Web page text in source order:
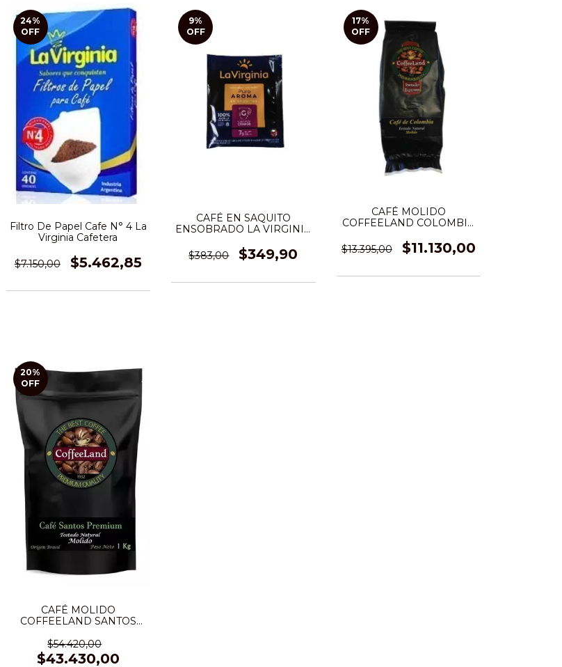
24%
OFF
Filtro De Papel Cafe N° 4 La
Virginia Cafetera
$7.150,00 $5.462,85
9%
OFF
CAFÉ EN SAQUITO
ENSOBRADO LA VIRGINIA
(UNIDAD)
$383,00 $349,90
17%
OFF
CAFÉ MOLIDO
COFFEELAND COLOMBIA
$13.395,00
$11.130,00
20%
OFF
CAFÉ MOLIDO
COFFEELAND SANTOS
KG
$54.420,00
$43.430,00